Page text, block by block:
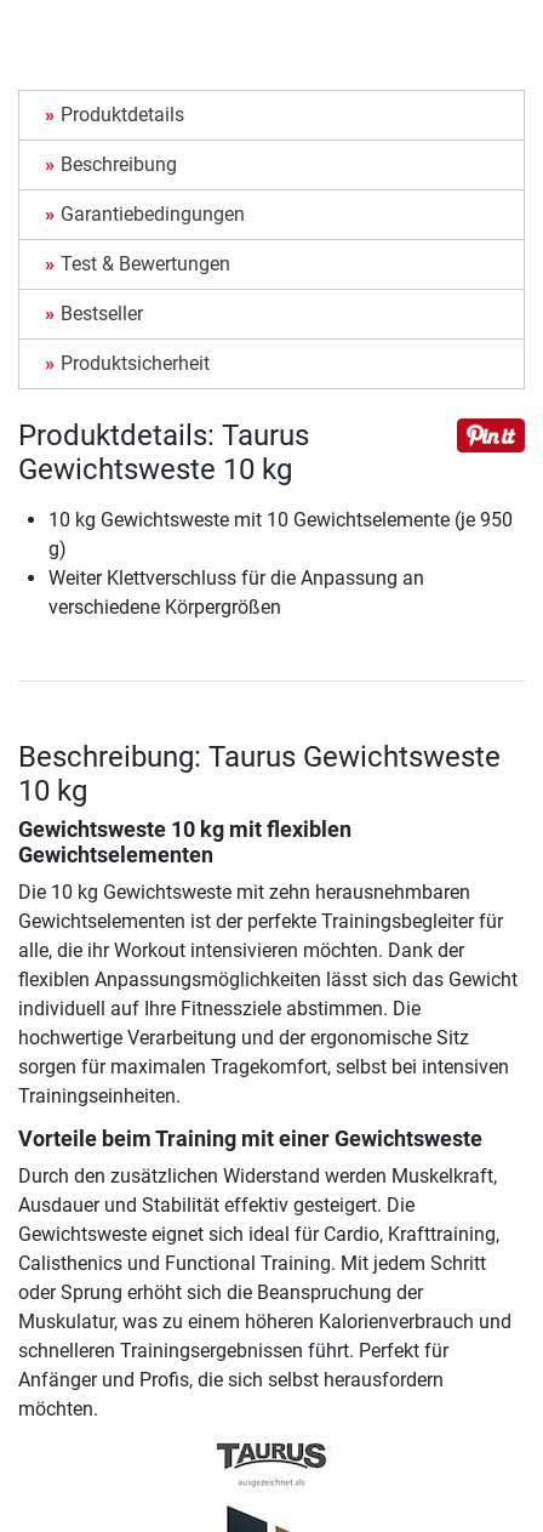
Produktdetails
Beschreibung
Garantiebedingungen
Test & Bewertungen
Bestseller
Produktsicherheit
Produktdetails: Taurus
Gewichtsweste 10 kg
10 kg Gewichtsweste mit 10 Gewichtselemente (je 950
g)
Weiter Klettverschluss für die Anpassung an
verschiedene Körpergrößen
Beschreibung: Taurus Gewichtsweste
10 kg
Gewichtsweste 10 kg mit flexiblen
Gewichtselementen
Die 10 kg Gewichtsweste mit zehn herausnehmbaren
Gewichtselementen ist der perfekte Trainingsbegleiter für
alle, die ihr Workout intensivieren möchten. Dank der
flexiblen Anpassungsmöglichkeiten lässt sich das Gewicht
individuell auf Ihre Fitnessziele abstimmen. Die
hochwertige Verarbeitung und der ergonomische Sitz
sorgen für maximalen Tragekomfort, selbst bei intensiven
Trainingseinheiten.
Vorteile beim Training mit einer Gewichtsweste
Durch den zusätzlichen Widerstand werden Muskelkraft,
Ausdauer und Stabilität effektiv gesteigert. Die
Gewichtsweste eignet sich ideal für Cardio, Krafttraining,
Calisthenics und Functional Training. Mit jedem Schritt
oder Sprung erhöht sich die Beanspruchung der
Muskulatur, was zu einem höheren Kalorienverbrauch und
schnelleren Trainingsergebnissen führt. Perfekt für
Anfänger und Profis, die sich selbst herausfordern
möchten.